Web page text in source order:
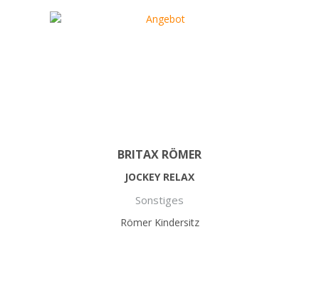
BRITAX RÖMER
JOCKEY RELAX
Sonstiges
Römer Kindersitz